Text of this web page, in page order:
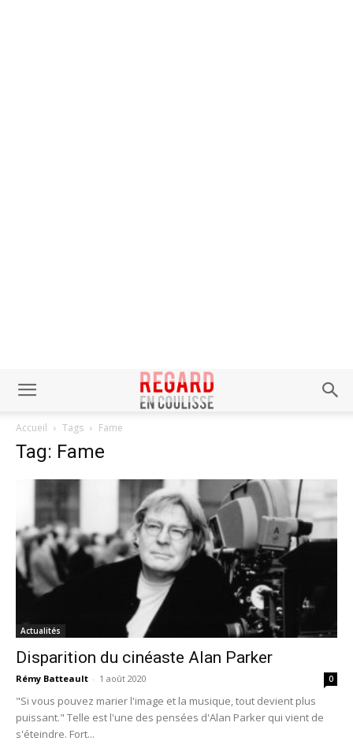
Accueil Tags Fame
Tag: Fame
Actualités
Disparition du cinéaste Alan Parker
Rémy Batteault - 1 août 2020 0
"Si vous pouvez marier l'image et la musique, tout devient plus
puissant." Telle est l'une des pensées d'Alan Parker qui vient de
s'éteindre. Fort...